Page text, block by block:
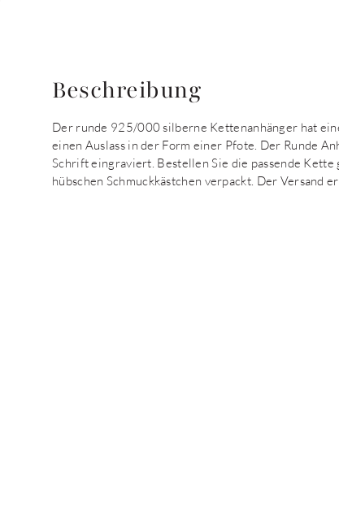
Beschreibung
Der runde 925/000 silberne Kettenanhänger hat
einen Auslass in der Form einer Pfote. Der Runde
Schrift eingraviert. Bestellen Sie die passende
hübschen Schmuckkästchen verpackt. Der Versand